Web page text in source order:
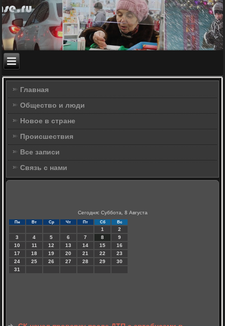
Главная
Общество и люди
Новое в стране
Происшествия
Все записи
Связь с нами
Сегодня: Суббота, 8 Августа
Пн Вт Ср Чт Пт Сб Вс
1
2
3
4 5 6 7 8
9
10
11 12 13 14 15
16
17
18 19 20 21 22
23
24
25 26 27 28 29
30
31